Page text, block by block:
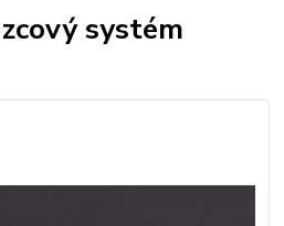
systém